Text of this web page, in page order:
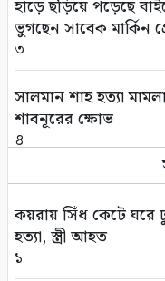
হাড়ে ছড়িয়ে পড়েছে
ভুগছেন সাবেক মার্কিন
৩
সালমান শাহ হত্যা
শাবনূরের ক্ষোভ
৪
বাংলাদেশ থেকে
৫
ইউএনওদের আরও
কয়রায় সিঁধ কেটে ঘরে
হত্যা, স্ত্রী আহত
১